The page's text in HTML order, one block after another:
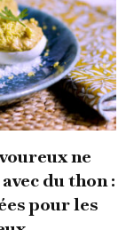
ne
du thon :
pour les